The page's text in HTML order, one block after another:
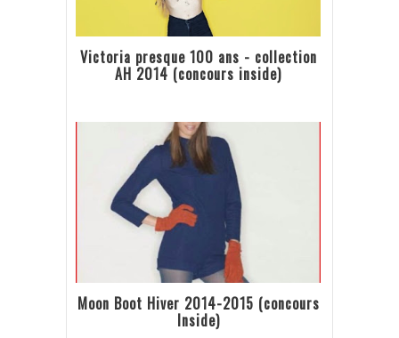
Victoria presque 100 ans - collection
AH 2014 (concours inside)
Moon Boot Hiver 2014-2015 (concours
Inside)